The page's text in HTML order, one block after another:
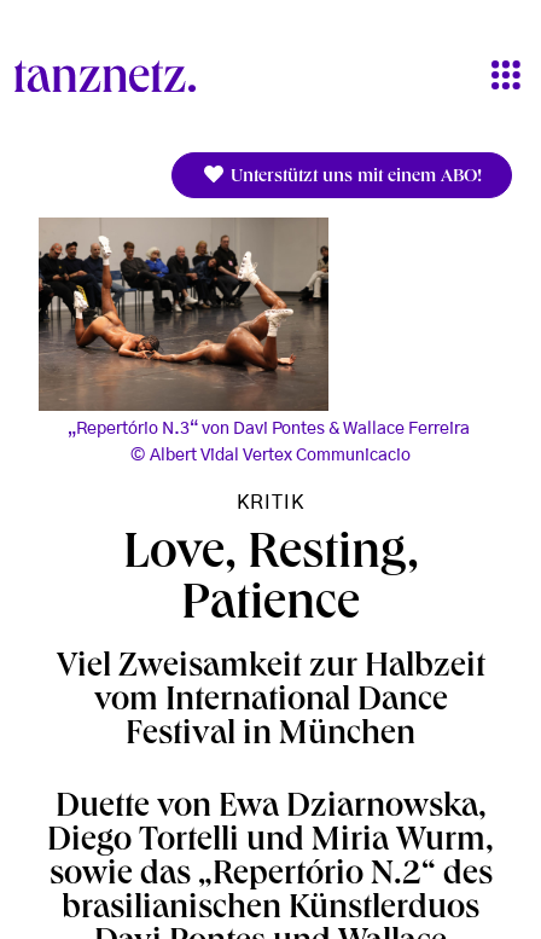
Unterstützt uns mit einem ABO!
„Repertório N.3“ von Davi Pontes & Wallace Ferreira
Albert Vidal Vertex Communicacio
KRITIK
Love, Resting,
Patience
Viel Zweisamkeit zur Halbzeit
vom International Dance
Festival in München
Duette von Ewa Dziarnowska,
Diego Tortelli und Miria Wurm,
sowie das „Repertório N.2“ des
brasilianischen Künstlerduos